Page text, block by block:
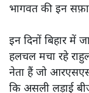
लोकसभा में नेता
पड़ा है।26 अगस्त
सरसंघचालक मोहन
पड़ी जो संघ को लेकर
अवधारणा को